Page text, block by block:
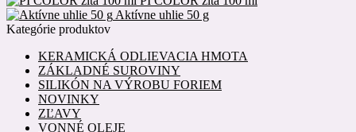
Aktívne uhlie 50 g
Kategórie produktov
KERAMICKÁ ODLIEVACIA HMOTA
ZÁKLADNÉ SUROVINY
SILIKÓN NA VÝROBU FORIEM
NOVINKY
ZĽAVY
VONNÉ OLEJE